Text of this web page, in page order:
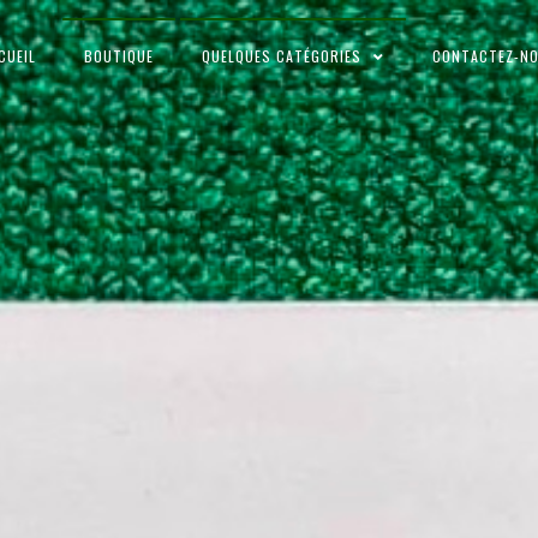
BOUTIQUE QUELQUES CATÉGORIES CONTACTEZ-